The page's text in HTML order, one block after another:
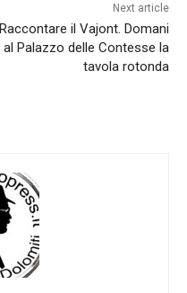
Next article
Raccontare il Vajont. Domani
al Palazzo delle Contesse la
tavola rotonda